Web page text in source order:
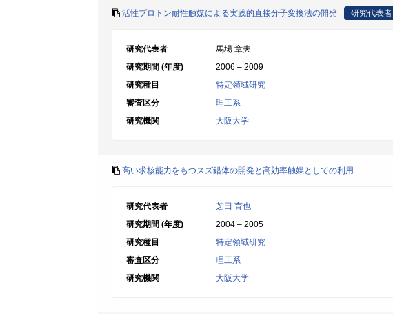
活性プロトン耐性触媒による実践的直接分子変換法の開発 研究代表者
研究代表者
馬場 章夫
研究期間 (年度)
2006 – 2009
研究種目
特定領域研究
審査区分
理工系
研究機関
大阪大学
高い求核能力をもつスズ錯体の開発と高効率触媒としての利用
研究代表者
芝田 育也
研究期間 (年度)
2004 – 2005
研究種目
特定領域研究
審査区分
理工系
研究機関
大阪大学